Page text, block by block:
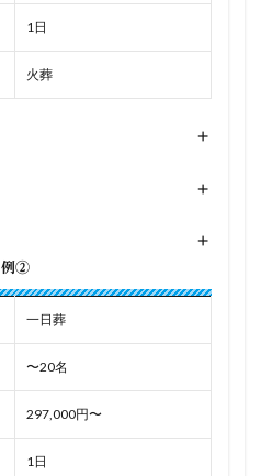
1日
火葬
+
+
+
例②
一日葬
〜20名
297,000円〜
1日